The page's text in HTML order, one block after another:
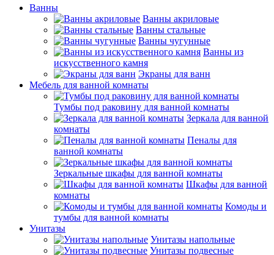
Ванны
Ванны акриловые
Ванны стальные
Ванны чугунные
Ванны из
искусственного камня
Экраны для ванн
Мебель для ванной комнаты
Тумбы под раковину для ванной комнаты
Зеркала для ванной
комнаты
Пеналы для
ванной комнаты
Зеркальные шкафы для ванной комнаты
Шкафы для ванной
комнаты
Комоды и
тумбы для ванной комнаты
Унитазы
Унитазы напольные
Унитазы подвесные